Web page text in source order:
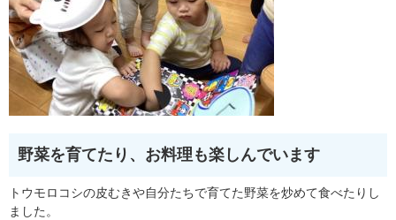
野菜を育てたり、お料理も楽しんでいます
トウモロコシの皮むきや自分たちで育てた野菜を炒めて食べたりし
ました。